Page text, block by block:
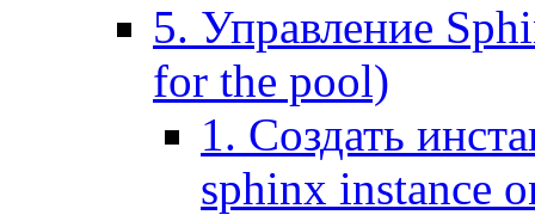
5. Управление
for the pool)
1. Создать
sphinx instance